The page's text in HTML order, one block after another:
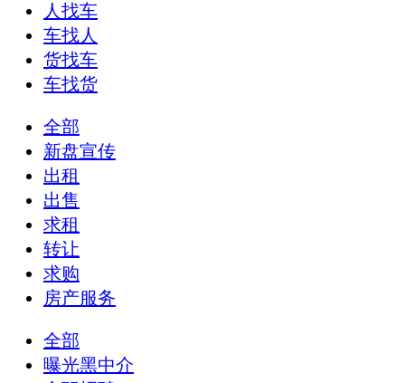
人找车
车找人
货找车
车找货
全部
新盘宣传
出租
出售
求租
转让
求购
房产服务
全部
曝光黑中介